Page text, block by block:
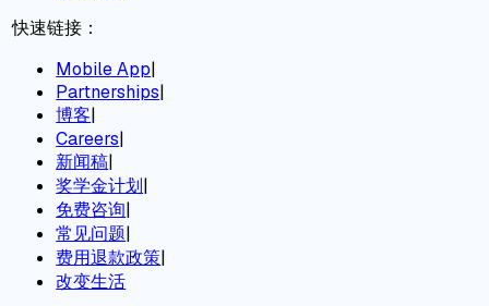
快速链接：
Mobile App|
Partnerships|
博客|
Careers|
新闻稿|
奖学金计划|
免费咨询|
常见问题|
费用退款政策|
改变生活